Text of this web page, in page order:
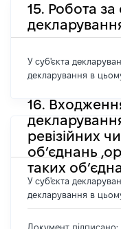
15. Робота за
У суб'єкта
декларування в
16.
ревізійних
об’єднань
таких
У суб'єкта
декларування в
Документ підписано: